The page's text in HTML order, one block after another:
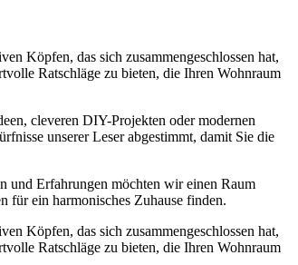
Köpfen, das sich zusammengeschlossen hat,
Ratschläge zu bieten, die Ihren Wohnraum
cleveren DIY-Projekten oder modernen
unserer Leser abgestimmt, damit Sie die
und Erfahrungen möchten wir einen Raum
für ein harmonisches Zuhause finden.
Köpfen, das sich zusammengeschlossen hat,
Ratschläge zu bieten, die Ihren Wohnraum